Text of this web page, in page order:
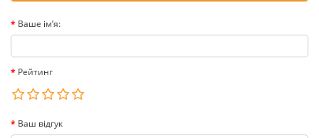
Ваше ім’я:
Рейтинг
Ваш відгук